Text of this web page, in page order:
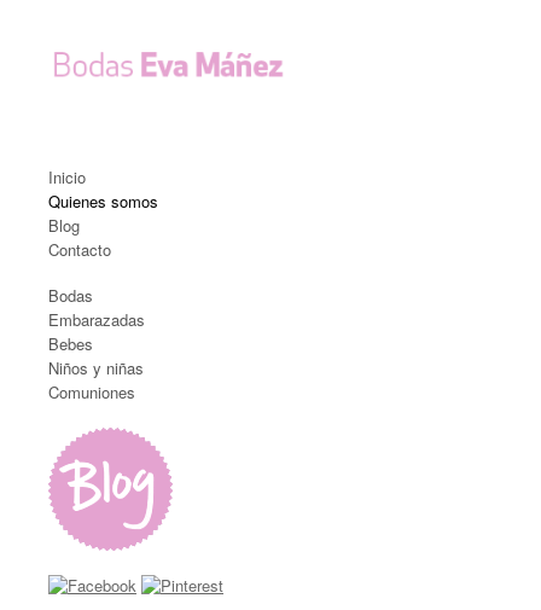
Inicio
Quienes somos
Blog
Contacto
Bodas
Embarazadas
Bebes
Niños y niñas
Comuniones